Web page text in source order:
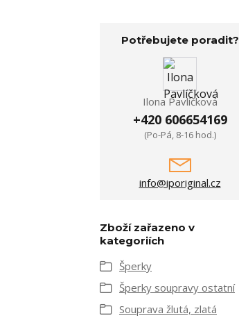
Potřebujete poradit?
Ilona Pavlíčková
+420 606654169
(Po-Pá, 8-16 hod.)
info@iporiginal.cz
Zboží zařazeno v
kategoriích
Šperky
Šperky soupravy ostatní
Souprava žlutá, zlatá